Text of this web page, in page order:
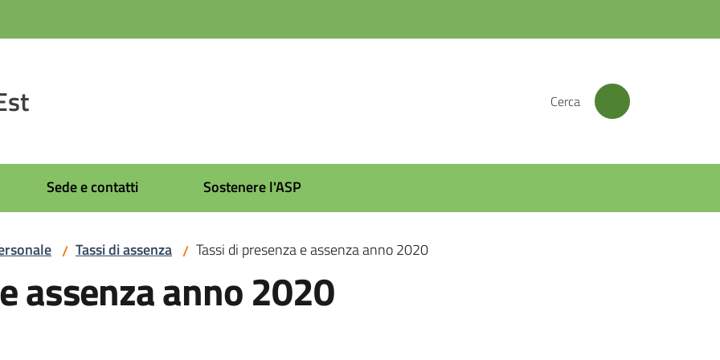
Cerca
Sede e contatti Sostenere l'ASP
/ Tassi di assenza / Tassi di presenza e assenza anno 2020
assenza anno 2020